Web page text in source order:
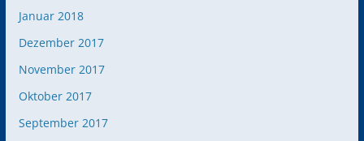
Januar 2018
Dezember 2017
November 2017
Oktober 2017
September 2017